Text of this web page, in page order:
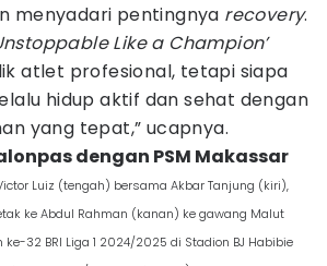
menyadari pentingnya recovery.
Like a Champion’
atlet profesional, tetapi siapa
hidup aktif dan sehat dengan
yang tepat,” ucapnya.
dengan PSM Makassar
Luiz (tengah) bersama Akbar Tanjung (kiri),
ke Abdul Rahman (kanan) ke gawang Malut
32 BRI Liga 1 2024/2025 di Stadion BJ Habibie